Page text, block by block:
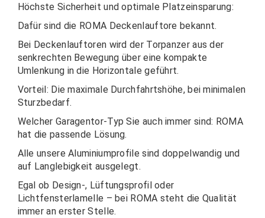
Höchste Sicherheit und optimale Platzeinsparung:
Dafür sind die ROMA Deckenlauftore bekannt.
Bei Deckenlauftoren wird der Torpanzer aus der
senkrechten Bewegung über eine kompakte
Umlenkung in die Horizontale geführt.
Vorteil: Die maximale Durchfahrtshöhe, bei minimalen
Sturzbedarf.
Welcher Garagentor-Typ Sie auch immer sind: ROMA
hat die passende Lösung.
Alle unsere Aluminiumprofile sind doppelwandig und
auf Langlebigkeit ausgelegt.
Egal ob Design-, Lüftungsprofil oder
Lichtfensterlamelle – bei ROMA steht die Qualität
immer an erster Stelle.